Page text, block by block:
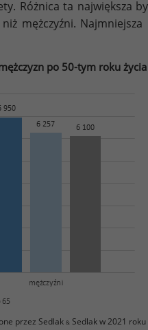
Różnica ta największa
mężczyźni. Najmniejsza
po 50-tym roku
przez Sedlak &Sedlak w 2021 roku